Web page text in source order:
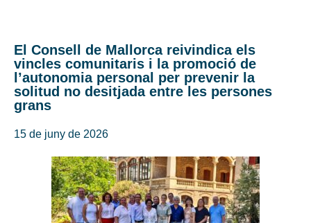
El Consell de Mallorca reivindica els
vincles comunitaris i la promoció de
l’autonomia personal per prevenir la
solitud no desitjada entre les persones
grans
15 de juny de 2026